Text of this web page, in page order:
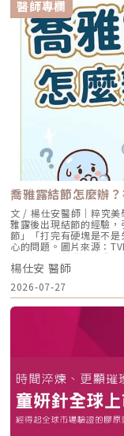
形填充的材料選擇包括
邀請凝境美學診所曾繁聞
演示額頭微整形注射技
括美國 喬雅登、瑞典
酸等。優點-立即見效、
解酶的選擇，後續可以
度不佳，因此用於額頭
憶枕效應」。而且觸感
組織融合度高、內聚力
且手感柔韌真實。國際
繁聞院長至法國巴黎演
提供）（圖／凝境美學
Ellanse少女針/奇蹟針
乳酸/精靈針，有立即填
韌，手感紮實。但沒有
萃雖然早期曾有人使用
現在較少有人使用在額
廠全球級醫學顧問 示範
供）自體脂肪移植抽脂
對較高，恢復期較長、
然網路上討論最多的是
定，但實際上，最大的
不平整，形狀也難以後續
重增減而改變大小形狀，
等療程雖然可以刺激皮
體積增加，無法有效改善
豐富的醫師溝通想要的
來找出最適合自己的選
院長演講示範額頭填充
過除了產品、材料的選
美學設計-額頭塑型需要
灌水球一樣塞滿就好，
考量整體臉型的長寬、
半臉比例，並且溝通每
輪廓，因此醫師的審美
診所院長曾繁聞醫師示
供）額頭的注射技術水
薄、很容易出現凹凸不
整體輪廓形塑的均勻平
醫師專欄
喬雅露結節怎麼辦
文 / 楊仕安醫師｜粹究
雅露後出現結節的經驗
節」「打完有硬塊是不
心的問題。圖片來源：
反應與真正併發症喬雅
自暫時性腫脹與非交聯玻
質地較硬，甚至伴隨紅
理。哪些部位比較容易出
麼辦？依類型對應的處
結節以按摩、觀察與物
用病灶內藥物處理。自
結節類型後再處理，才
藏風險出國施打喬雅露
處理的斷點。因為它是
至數月才出現，跨國施
蹤與處置就此中斷。真
打的是哪個品牌、哪種
的情況下處理併發症。
露、返國後出現嚴重結
雅露結節與失敗風險？
楊仕安 醫師
2026-07-27